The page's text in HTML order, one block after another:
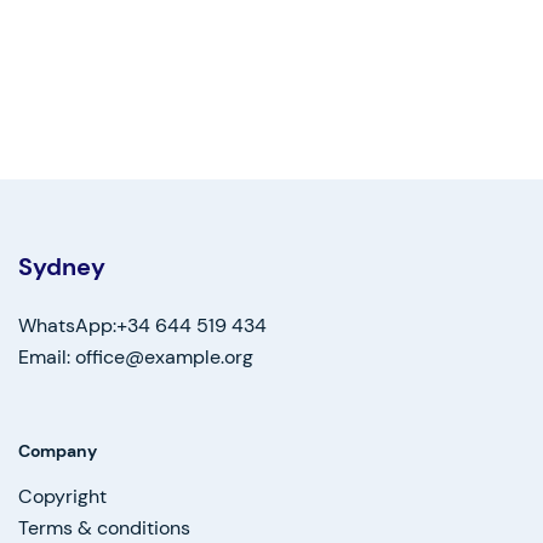
Sydney
WhatsApp:+34 644 519 434
Email: office@example.org
Company
Copyright
Terms & conditions